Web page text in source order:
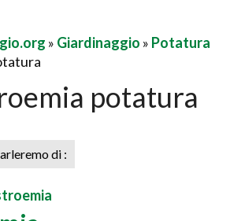
» Giardinaggio » Potatura
potatura
di :